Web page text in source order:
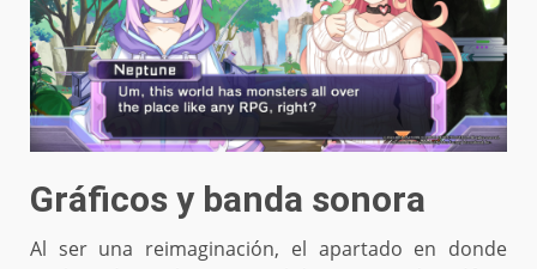
Gráficos y banda sonora
Al ser una reimaginación, el apartado en donde